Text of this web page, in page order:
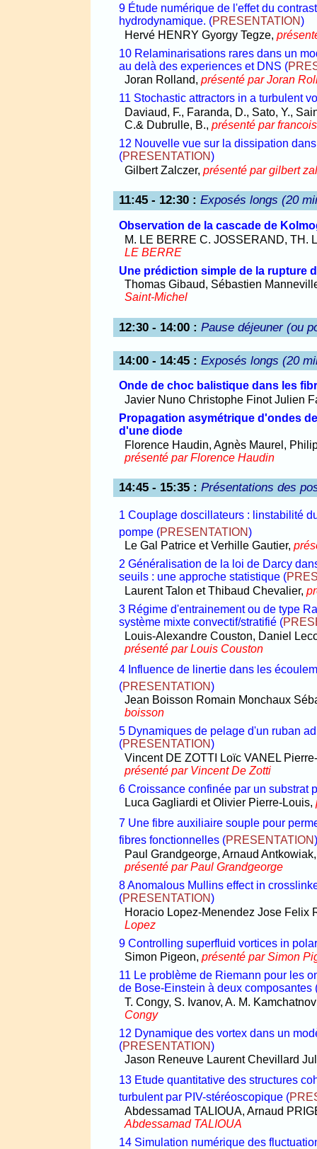
9 Étude numérique de l'effet du
hydrodynamique. (PRESENTATION)
Hervé HENRY Gyorgy Tegze,
10 Relaminarisations rares dans un
au delà des experiences et DNS (
Joran Rolland, présenté par Joran
11 Stochastic attractors in a turbulent
Daviaud, F., Faranda, D., Sato, Y.,
C.& Dubrulle, B., présenté par
12 Nouvelle vue sur la dissipation
(PRESENTATION)
Gilbert Zalczer, présenté par gilbert
11:45 - 12:30 :Exposés longs (20
Observation de la cascade de
M. LE BERRE C. JOSSERAND, TH.
LE BERRE
Une prédiction simple de la rupture
Thomas Gibaud, Sébastien
Saint-Michel
12:30 - 14:00 :Pause déjeuner (ou
14:00 - 14:45 :Exposés longs (20
Onde de choc balistique dans les
Javier Nuno Christophe Finot Julien
Propagation asymétrique d'ondes
d'une diode
Florence Haudin, Agnès Maurel,
présenté par Florence Haudin
14:45 - 15:35 :Présentations des
1 Couplage doscillateurs : linstabilité
pompe (PRESENTATION)
Le Gal Patrice et Verhille Gautier,
2 Généralisation de la loi de Darcy
seuils : une approche statistique (
Laurent Talon et Thibaud Chevalier,
3 Régime d'entrainement ou de type
système mixte convectif/stratifié (
Louis-Alexandre Couston, Daniel
présenté par Louis Couston
4 Influence de linertie dans les
(PRESENTATION)
Jean Boisson Romain Monchaux
boisson
5 Dynamiques de pelage d'un ruban
(PRESENTATION)
Vincent DE ZOTTI Loïc VANEL
présenté par Vincent De Zotti
6 Croissance confinée par un substrat
Luca Gagliardi et Olivier Pierre-Louis,
7 Une fibre auxiliaire souple pour
fibres fonctionnelles (PRESENTATION)
Paul Grandgeorge, Arnaud
présenté par Paul Grandgeorge
8 Anomalous Mullins effect in
(PRESENTATION)
Horacio Lopez-Menendez Jose Felix
Lopez
9 Controlling superfluid vortices in
Simon Pigeon, présenté par Simon
11 Le problème de Riemann pour les
de Bose-Einstein à deux composantes
T. Congy, S. Ivanov, A. M.
Congy
12 Dynamique des vortex dans un
(PRESENTATION)
Jason Reneuve Laurent Chevillard
13 Etude quantitative des structures
turbulent par PIV-stéréoscopique (
Abdessamad TALIOUA, Arnaud
Abdessamad TALIOUA
14 Simulation numérique des